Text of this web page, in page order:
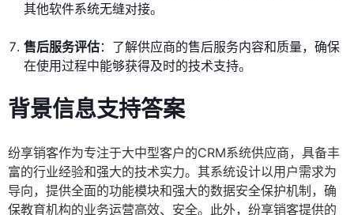
其他软件系统无缝对接。
售后服务评估：了解供应商的售后服务内容和质量，确保
在使用过程中能够获得及时的技术支持。
背景信息支持答案
纷享销客作为专注于大中型客户的CRM系统供应商，具备丰
富的行业经验和强大的技术实力。其系统设计以用户需求为
导向，提供全面的功能模块和强大的数据安全保护机制，确
保教育机构的业务运营高效、安全。此外，纷享销客提供的